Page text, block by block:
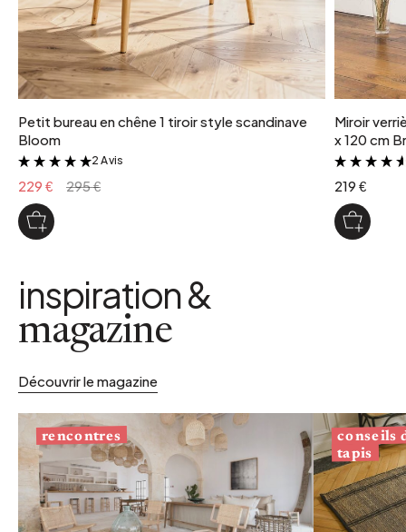
Petit bureau en chêne 1 tiroir style scandinave
Bloom
&
2 Avis
229 € 295 €
Miroir
x 120 cm
219 €
inspiration &
magazine
Découvrir le magazine
rencontres conseils
tapis